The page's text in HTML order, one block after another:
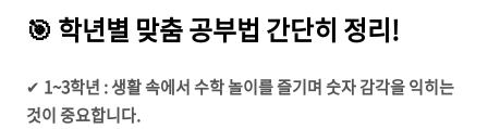
🎯 학년별 맞춤 공부법 간단히 정리!
✔ 1~3학년 : 생활 속에서 수학 놀이를 즐기며 숫자 감각을 익히는
것이 중요합니다.